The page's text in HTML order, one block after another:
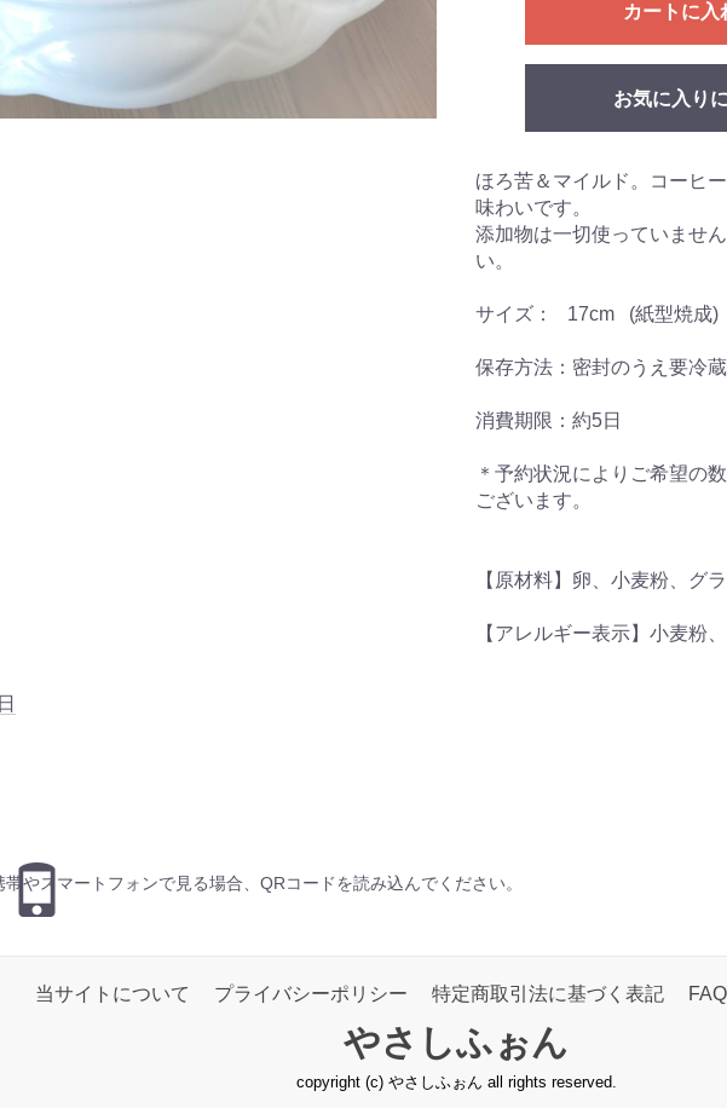
カートに入
お気に入り
ほろ苦＆マイルド。コーヒ
味わいです。
添加物は一切使っていませ
い。
サイズ： 17cm (紙型焼成)
保存方法：密封のうえ要冷蔵
消費期限：約5日
＊予約状況によりご希望の
ございます。
【原材料】卵、小麦粉、グ
【アレルギー表示】小麦粉
やスマートフォンで見る場合、QRコードを読み込んでください。
当サイトについて プライバシーポリシー 特定商取引法に基づく表記 FAQ
やさしふぉん
copyright (c) やさしふぉん all rights reserved.